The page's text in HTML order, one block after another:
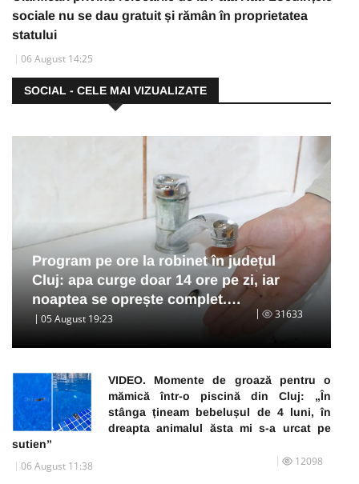
sociale nu se dau gratuit și rămân în proprietatea
statului
06 August 14:25
SOCIAL - CELE MAI VIZUALIZATE
Program pe ore la robinet în județul
Cluj: apa curge doar 14 ore pe zi, iar
noaptea se oprește complet.…
05 August 19:23 31633
VIDEO. Momente de groază pentru o
mămică într-o piscină din Cluj: „În
stânga țineam bebelușul de 4 luni, în
dreapta animalul ăsta mi s-a urcat pe
sutien”
06 August 11:38 12098